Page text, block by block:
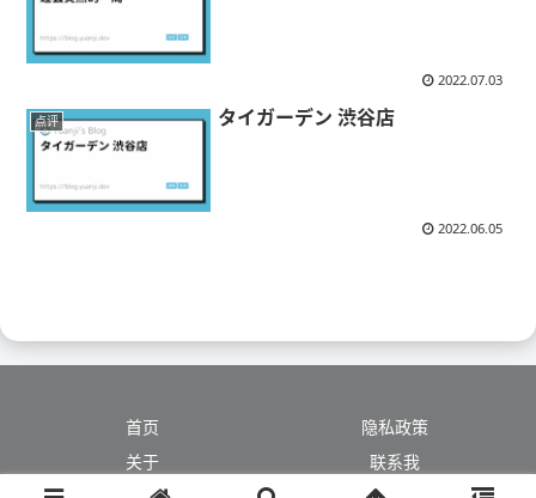
2022.07.03
点评 タイガーデン 渋谷店
2022.06.05
首页
隐私政策
关于
联系我